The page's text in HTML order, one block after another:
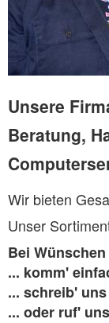
Unsere
Beratung,
Wir bieten
Unser
Bei Wünschen
... komm'
... schreib'
... oder ruf'